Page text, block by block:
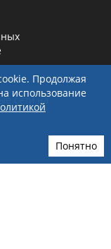
Продолжая
использование
Понятно